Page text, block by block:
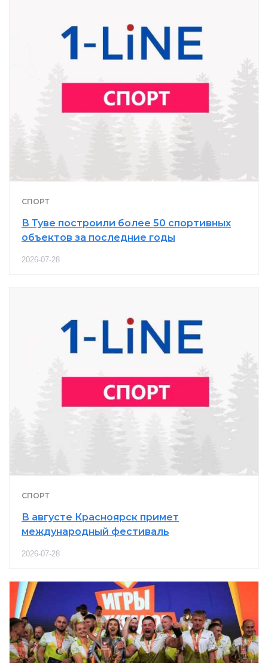
СПОРТ
В Туве построили более 50 спортивных
объектов за последние годы
2026-07-28
СПОРТ
В августе Красноярск примет
международный фестиваль
2026-07-28